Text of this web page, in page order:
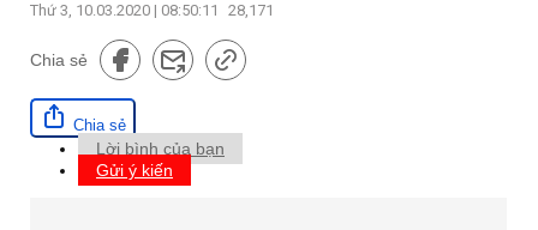
Thứ 3, 10.03.2020 | 08:50:11 28,171
Chia sẻ
Chia sẻ
Lời bình của bạn
Gửi ý kiến